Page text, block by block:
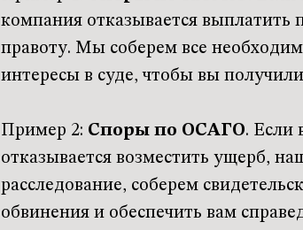
компания отказывается
правоту. Мы соберем все
интересы в суде, чтобы вы
Пример 2: Споры по ОСАГО. Если
отказывается возместить ущерб,
расследование, соберем
обвинения и обеспечить вам